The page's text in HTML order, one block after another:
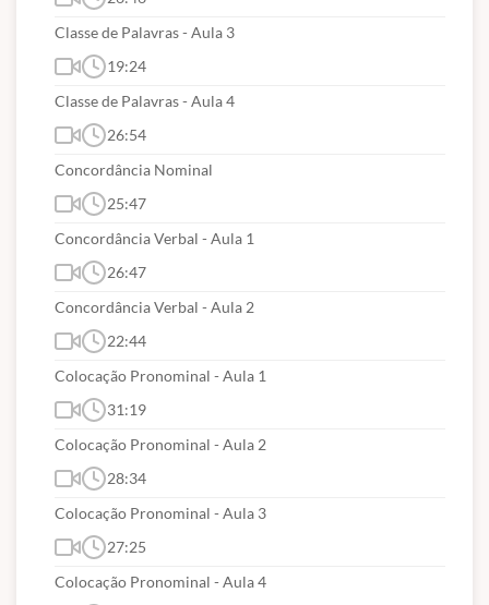
Classe de Palavras - Aula 3
19:24
Classe de Palavras - Aula 4
26:54
Concordância Nominal
25:47
Concordância Verbal - Aula 1
26:47
Concordância Verbal - Aula 2
22:44
Colocação Pronominal - Aula 1
31:19
Colocação Pronominal - Aula 2
28:34
Colocação Pronominal - Aula 3
27:25
Colocação Pronominal - Aula 4